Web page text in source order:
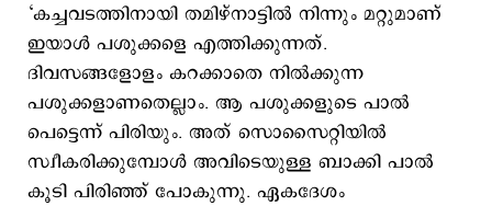
‘കച്ചവടത്തിനായി തമിഴ്‌നാട്ടിൽ നിന്നും മറ്റുമാണ്
ഇയാൾ പശുക്കളെ എത്തിക്കുന്നത്.
ദിവസങ്ങളോളം കറക്കാതെ നിൽക്കുന്ന
പശുക്കളാണതെല്ലാം. ആ പശുക്കളുടെ പാൽ
പെട്ടെന്ന് പിരിയും. അത് സൊസൈറ്റിയിൽ
സ്വീകരിക്കുമ്പോൾ അവിടെയുള്ള ബാക്കി പാൽ
കൂടി പിരിഞ്ഞ് പോകുന്നു. ഏകദേശം